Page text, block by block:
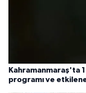
Kahramanmaraş'ta
programı ve